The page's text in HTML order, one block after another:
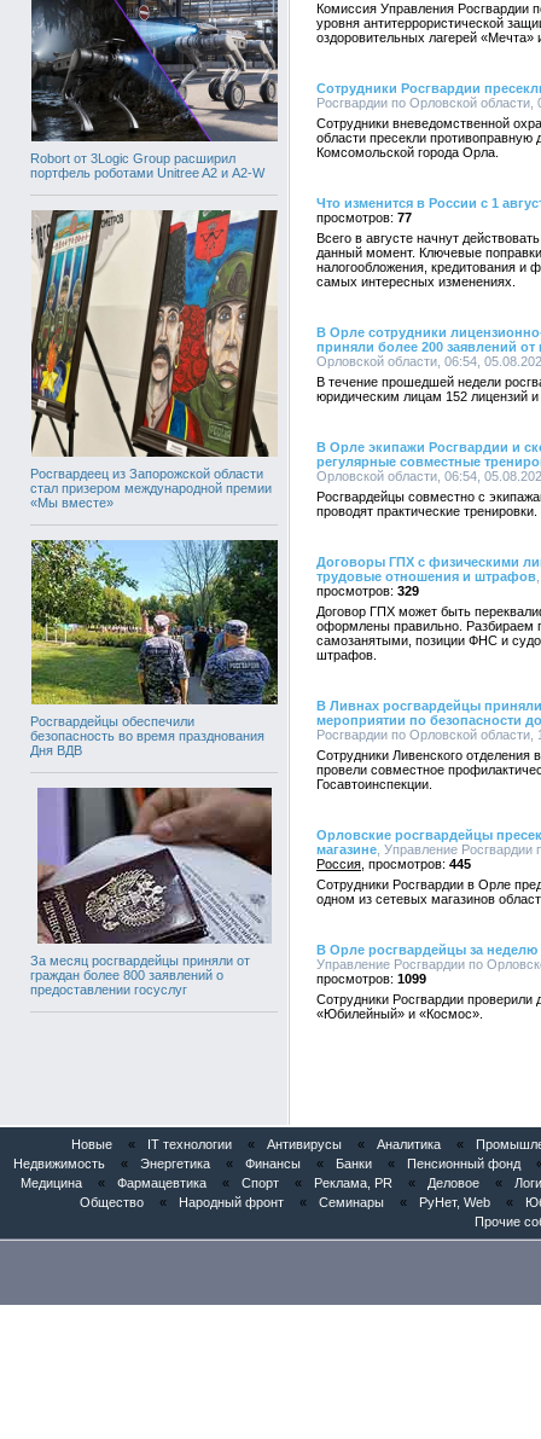
Robort от 3Logic Group расширил
портфель роботами Unitree A2 и A2-W
Росгвардеец из Запорожской области
стал призером международной премии
«Мы вместе»
Росгвардейцы обеспечили
безопасность во время празднования
Дня ВДВ
За месяц росгвардейцы приняли от
граждан более 800 заявлений о
предоставлении госуслуг
Комиссия Управления Росгвардии
уровня антитеррористической
оздоровительных лагерей «Мечта»
Сотрудники Росгвардии
Росгвардии по Орловской
Сотрудники вневедомственной
области пресекли противоправную
Комсомольской города Орла.
Что изменится в России с 1
77
Всего в августе начнут
данный момент. Ключевые
налогообложения, кредитования и
самых интересных изменениях.
В Орле сотрудники
приняли более 200 заявлений от
Орловской области, 06:54,
В течение прошедшей недели
юридическим лицам 152 лицензий
В Орле экипажи Росгвардии и
регулярные совместные
Орловской области, 06:54,
Росгвардейцы совместно с
проводят практические тренировки.
Договоры ГПХ с физическими
трудовые отношения и штрафов
329
Договор ГПХ может быть
оформлены правильно. Разбираем
самозанятыми, позиции ФНС и
штрафов.
В Ливнах росгвардейцы
мероприятии по безопасности
Росгвардии по Орловской
Сотрудники Ливенского отделения
провели совместное
Госавтоинспекции.
Орловские росгвардейцы
магазине , Управление
Россия
445
Сотрудники Росгвардии в Орле
одном из сетевых магазинов
В Орле росгвардейцы за неделю
Управление Росгвардии по
1099
Сотрудники Росгвардии проверили
«Юбилейный» и «Космос».
Новые « IT технологии « Антивирусы « Аналитика «
Недвижимость
« Энергетика « Финансы « Банки « Пенсионный фонд
Медицина
« Фармацевтика « Спорт « Реклама, PR « Деловое «
Общество
« Народный фронт « Семинары « РуНет, Web «
Прочие